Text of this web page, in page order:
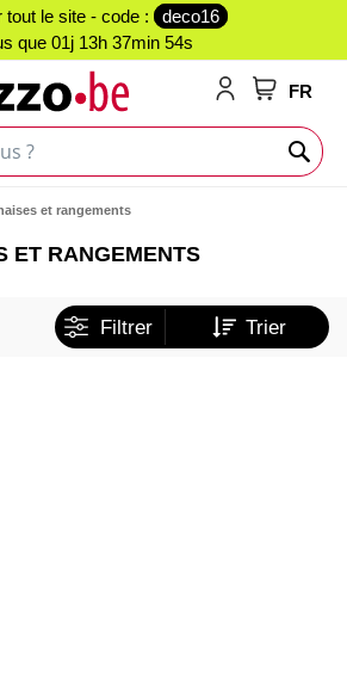
tout le site - code :
deco16
que 01j 13h 37min 54s
FR
et rangements
ET RANGEMENTS
Filtrer Trier